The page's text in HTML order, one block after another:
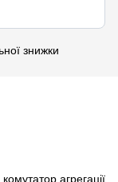
знижки
агрегації